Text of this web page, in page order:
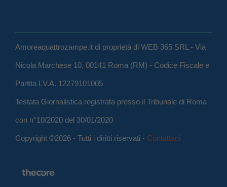
Amoreaquattrozampe.it di proprietà di WEB 365 SRL - Via
Nicola Marchese 10, 00141 Roma (RM) - Codice Fiscale e
Partita I.V.A. 12279101005
Testata Giornalistica registrata presso il Tribunale di Roma
con n°10/2020 del 30/01/2020
Copyright ©2026 - Tutti i diritti riservati - Contattaci